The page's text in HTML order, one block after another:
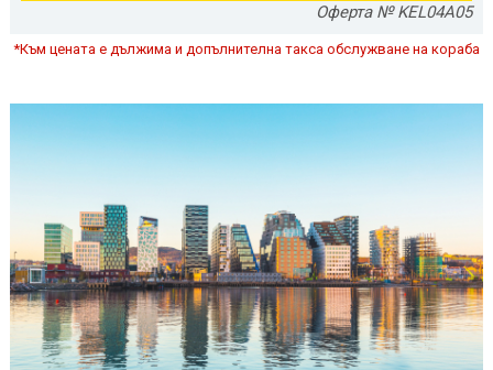
Оферта № KEL04A05
*Към цената е дължима и допълнителна такса обслужване на кораба